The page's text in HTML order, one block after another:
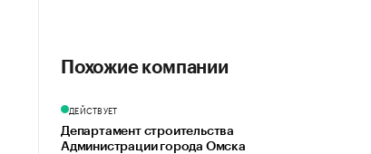
Похожие компании
ДЕЙСТВУЕТ
Департамент строительства
Администрации города Омска